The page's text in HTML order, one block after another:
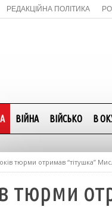
РЕДАКЦІЙНА ПОЛІТИКА
ВІЙНА ВІЙСЬКО В
тюрми отримав “тітушка”
тюрми